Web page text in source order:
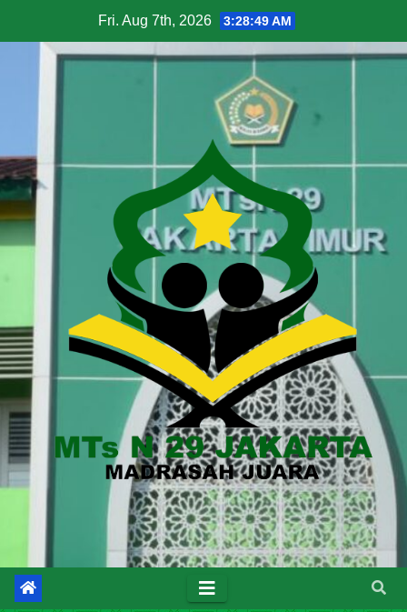
Fri. Aug 7th, 2026 3:28:51 AM